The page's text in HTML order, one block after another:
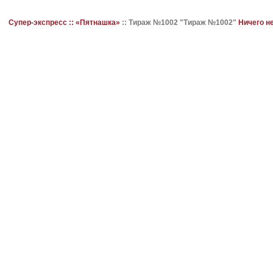
Супер-экспресс :: «Пятнашка» :: Тираж №1002 "Тираж №1002" Ничего